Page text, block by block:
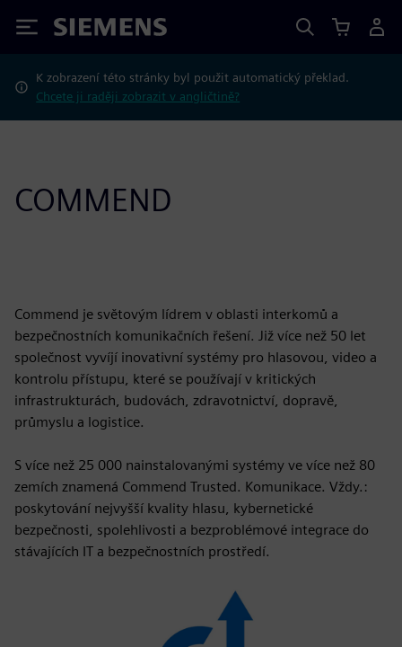
Siemens
K zobrazení této stránky byl použit automatický překlad.
Chcete ji raději zobrazit v angličtině?
COMMEND
Commend je světovým lídrem v oblasti interkomů a
bezpečnostních komunikačních řešení. Již více než 50 let
společnost vyvíjí inovativní systémy pro hlasovou, video a
kontrolu přístupu, které se používají v kritických
infrastrukturách, budovách, zdravotnictví, dopravě,
průmyslu a logistice.
S více než 25 000 nainstalovanými systémy ve více než 80
zemích znamená Commend Trusted. Komunikace. Vždy.:
poskytování nejvyšší kvality hlasu, kybernetické
bezpečnosti, spolehlivosti a bezproblémové integrace do
stávajících IT a bezpečnostních prostředí.